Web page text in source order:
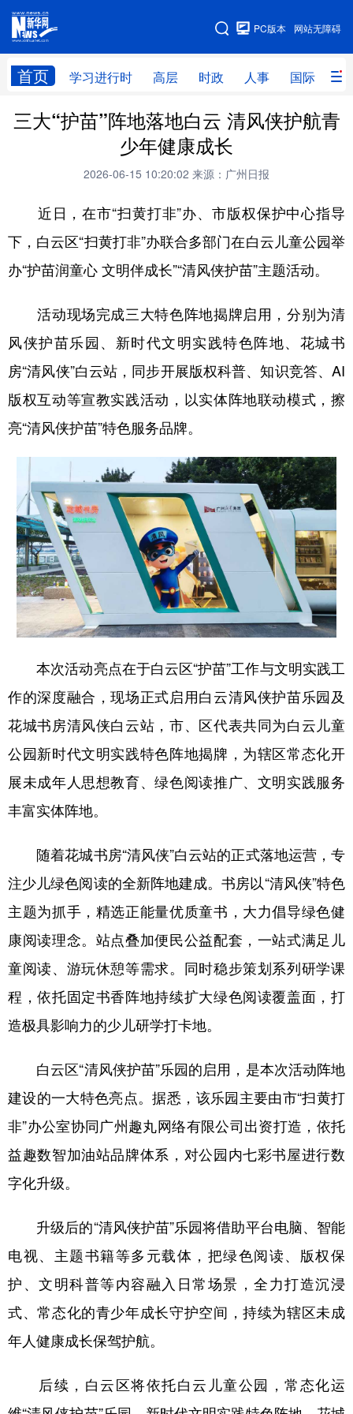
网站无障碍
PC版本
首页 学习进行时 高层 时政 人事 国际 财
网站地图
学习进行时 高层 时政 人事
财经 网评
全球连线
科技 科创 量子 体育
文化 书画 健康 军事
法律 中央文件 金融 汽车
食品 人居 信息化 数字经济
学术中国 乡村振兴 银龄 溯源中国
公益 一带一路 亚太网 上市公司
文化产业
地方频道
北京 河北 山西
浙江 安徽 福建 江西
广东 广西 海南 重庆
四川 贵州 云南 西藏
陕西
新疆
多语种频道
English Español Français عربى
Русский язык 日本語 한국어
Deutsch Português
三大“护苗”阵地落地白云 清风侠护航青
少年健康成长
2026-06-15 10:20:02 来源：广州日报
近日，在市“扫黄打非”办、市版权保护中心指导
下，白云区“扫黄打非”办联合多部门在白云儿童公园举
办“护苗润童心 文明伴成长”“清风侠护苗”主题活动。
活动现场完成三大特色阵地揭牌启用，分别为清
风侠护苗乐园、新时代文明实践特色阵地、花城书
房“清风侠”白云站，同步开展版权科普、知识竞答、AI
版权互动等宣教实践活动，以实体阵地联动模式，擦
亮“清风侠护苗”特色服务品牌。
本次活动亮点在于白云区“护苗”工作与文明实践工
作的深度融合，现场正式启用白云清风侠护苗乐园及
花城书房清风侠白云站，市、区代表共同为白云儿童
公园新时代文明实践特色阵地揭牌，为辖区常态化开
展未成年人思想教育、绿色阅读推广、文明实践服务
丰富实体阵地。
随着花城书房“清风侠”白云站的正式落地运营，专
注少儿绿色阅读的全新阵地建成。书房以“清风侠”特色
主题为抓手，精选正能量优质童书，大力倡导绿色健
康阅读理念。站点叠加便民公益配套，一站式满足儿
童阅读、游玩休憩等需求。同时稳步策划系列研学课
程，依托固定书香阵地持续扩大绿色阅读覆盖面，打
造极具影响力的少儿研学打卡地。
白云区“清风侠护苗”乐园的启用，是本次活动阵地
建设的一大特色亮点。据悉，该乐园主要由市“扫黄打
非”办公室协同广州趣丸网络有限公司出资打造，依托
益趣数智加油站品牌体系，对公园内七彩书屋进行数
字化升级。
升级后的“清风侠护苗”乐园将借助平台电脑、智能
电视、主题书籍等多元载体，把绿色阅读、版权保
护、文明科普等内容融入日常场景，全力打造沉浸
式、常态化的青少年成长守护空间，持续为辖区未成
年人健康成长保驾护航。
后续，白云区将依托白云儿童公园，常态化运